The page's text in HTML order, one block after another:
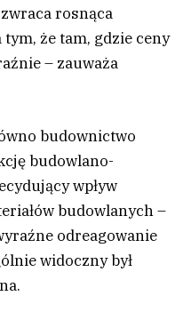
rosnąca
że tam, gdzie ceny
– zauważa
budownictwo
budowlano-
wpływ
budowlanych –
odreagowanie
widoczny był